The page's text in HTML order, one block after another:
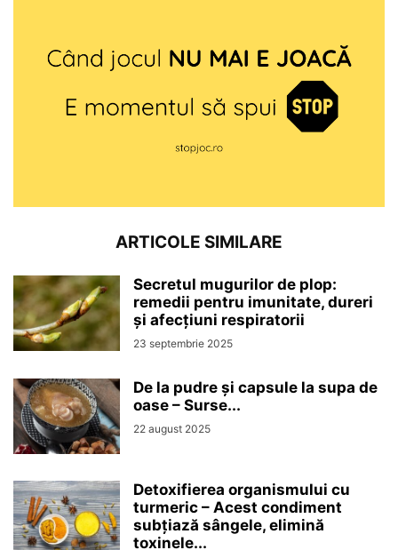
ARTICOLE SIMILARE
Secretul mugurilor de plop:
remedii pentru imunitate, dureri
și afecțiuni respiratorii
23 septembrie 2025
De la pudre și capsule la supa de
oase – Surse...
22 august 2025
Detoxifierea organismului cu
turmeric – Acest condiment
subțiază sângele, elimină
toxinele...